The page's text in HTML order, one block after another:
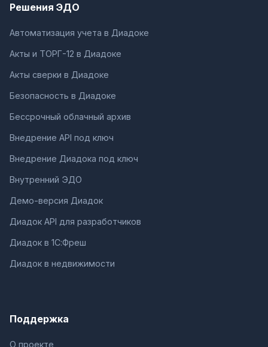
Решения ЭДО
Автоматизация учета в Диадоке
Акты и ТОРГ-12 в Диадоке
Акты сверки в Диадоке
Безопасность в Диадоке
Бессрочный облачный архив
Внедрение API под ключ
Внедрение Диадока под ключ
Внутренний ЭДО
Демо-версия Диадок
Диадок API для разработчиков
Диадок в 1С:Фреш
Диадок в недвижимости
Поддержка
О проекте